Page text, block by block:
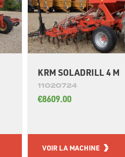
KRM SOLADRILL 4 M
11020724
€8609.00
VOIR LA MACHINE